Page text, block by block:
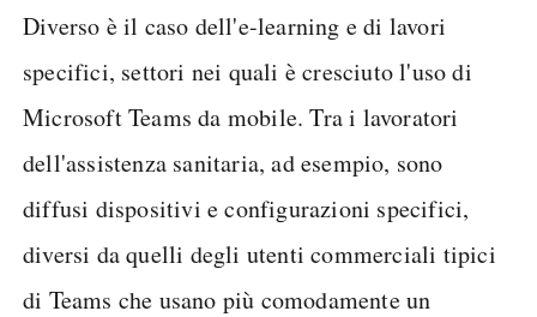
Diverso è il caso dell'e-learning e di lavori
specifici, settori nei quali è cresciuto l'uso di
Microsoft Teams da mobile. Tra i lavoratori
dell'assistenza sanitaria, ad esempio, sono
diffusi dispositivi e configurazioni specifici,
diversi da quelli degli utenti commerciali tipici
di Teams che usano più comodamente un